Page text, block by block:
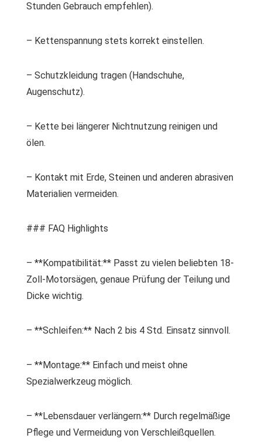
Stunden Gebrauch empfehlen).
– Kettenspannung stets korrekt einstellen.
– Schutzkleidung tragen (Handschuhe,
Augenschutz).
– Kette bei längerer Nichtnutzung reinigen und
ölen.
– Kontakt mit Erde, Steinen und anderen abrasiven
Materialien vermeiden.
### FAQ Highlights
– **Kompatibilität:** Passt zu vielen beliebten 18-
Zoll-Motorsägen, genaue Prüfung der Teilung und
Dicke wichtig.
– **Schleifen:** Nach 2 bis 4 Std. Einsatz sinnvoll.
– **Montage:** Einfach und meist ohne
Spezialwerkzeug möglich.
– **Lebensdauer verlängern:** Durch regelmäßige
Pflege und Vermeidung von Verschleißquellen.